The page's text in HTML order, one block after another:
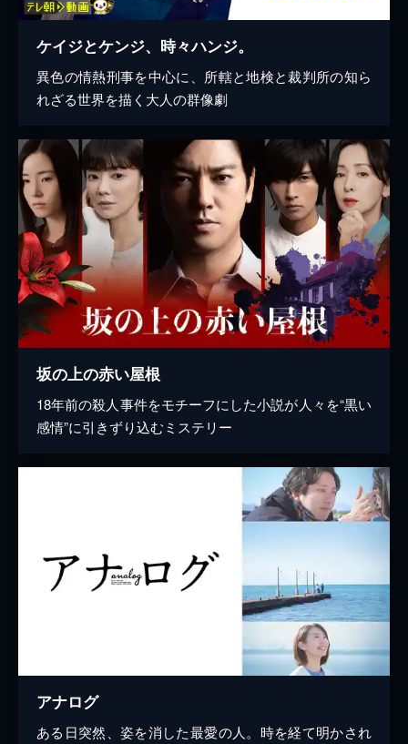
ケイジとケンジ、時々ハンジ。
異色の情熱刑事を中心に、所轄と地検と裁判所の知ら
れざる世界を描く大人の群像劇
坂の上の赤い屋根
18年前の殺人事件をモチーフにした小説が人々を“黒い
感情”に引きずり込むミステリー
アナログ
ある日突然、姿を消した最愛の人。時を経て明かされ